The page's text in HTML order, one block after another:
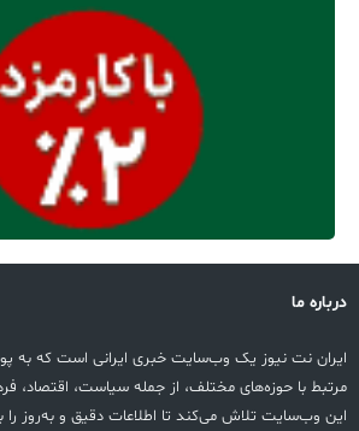
درباره ما
ایران نت نیوز یک وب‌سایت خبری ایرانی است که به
مرتبط با حوزه‌های مختلف، از جمله سیاست، اقتصاد،
این وب‌سایت تلاش می‌کند تا اطلاعات دقیق و به‌روز را